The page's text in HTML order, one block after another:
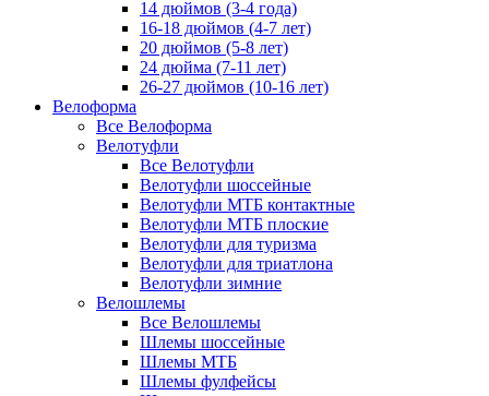
14 дюймов (3-4 года)
16-18 дюймов (4-7 лет)
20 дюймов (5-8 лет)
24 дюйма (7-11 лет)
26-27 дюймов (10-16 лет)
Велоформа
Все Велоформа
Велотуфли
Все Велотуфли
Велотуфли шоссейные
Велотуфли МТБ контактные
Велотуфли МТБ плоские
Велотуфли для туризма
Велотуфли для триатлона
Велотуфли зимние
Велошлемы
Все Велошлемы
Шлемы шоссейные
Шлемы МТБ
Шлемы фулфейсы